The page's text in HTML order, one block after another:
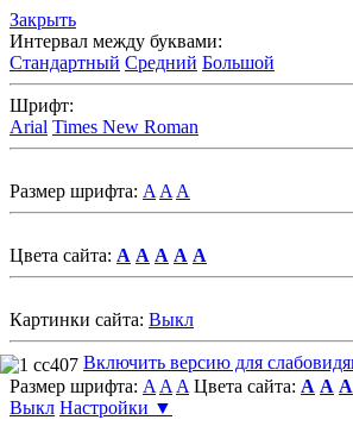
Закрыть
Интервал между буквами:
Стандартный Средний Большой
Шрифт:
Arial Times New Roman
Размер шрифта: A A A
Цвета сайта: A A A A A
Картинки сайта: Выкл
Включить версию для
Размер шрифта: A A A Цвета сайта: A A A
Выкл Настройки ▼